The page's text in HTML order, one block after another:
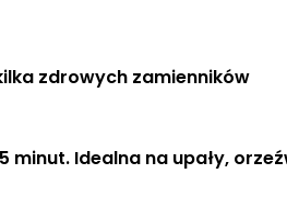
zdrowych zamienników
minut. Idealna na upały,